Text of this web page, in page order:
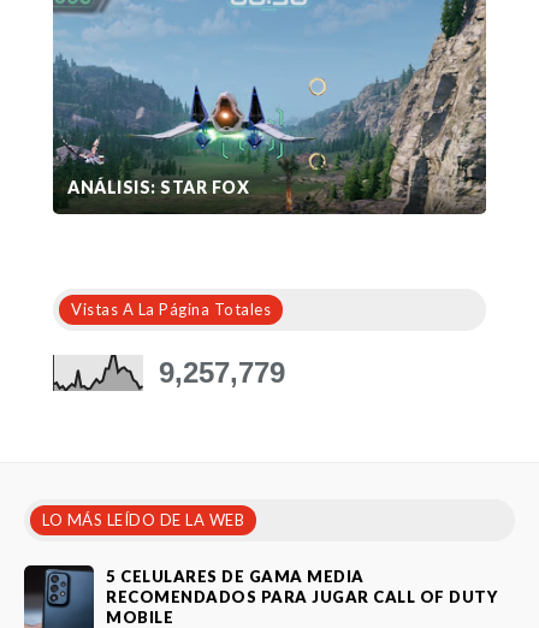
ANÁLISIS: STAR FOX
Vistas A La Página Totales
9,257,779
LO MÁS LEÍDO DE LA WEB
5 CELULARES DE GAMA MEDIA
RECOMENDADOS PARA JUGAR CALL OF DUTY
MOBILE